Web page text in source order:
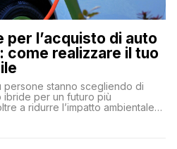
per l’acquisto di auto
realizzare il tuo
persone stanno scegliendo di
ibride per un futuro più
a ridurre l’impatto ambientale,
lungo termine, come minori costi